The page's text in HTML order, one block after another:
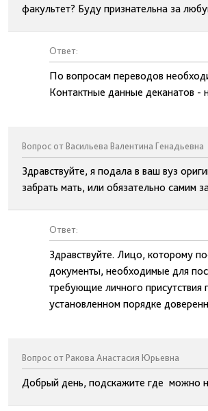
факультет? Буду признательна за
Ответ:
По вопросам переводов
Контактные данные деканатов -
Вопрос от Васильева Валентина Генадьевна
Здравствуйте, я подала в ваш вуз
забрать мать, или обязательно самим
Ответ:
Здравствуйте. Лицо, которому
документы, необходимые для
требующие личного
установленном порядке
Вопрос от Ракова Анастасия Юрьевна
Добрый день, подскажите где можно